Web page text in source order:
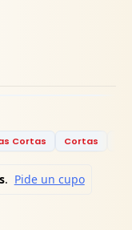
Cortas Cortas